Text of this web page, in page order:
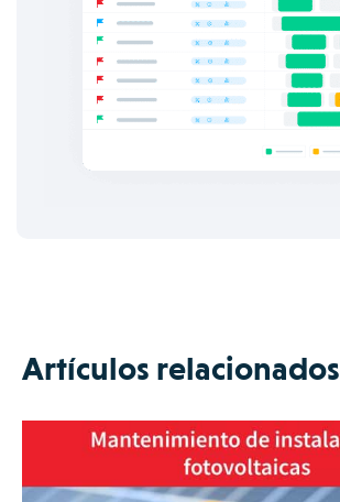
Artículos relacionados